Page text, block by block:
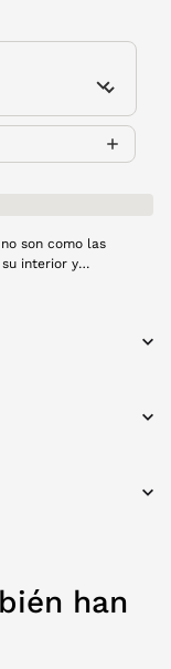
son como las
interior y
han